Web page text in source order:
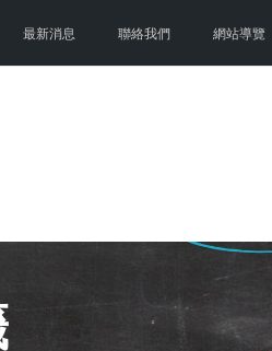
最新消息 聯絡我們 網站導覽